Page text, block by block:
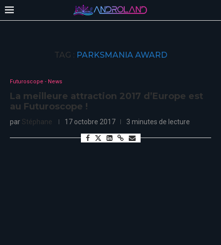
TAG : PARKSMANIA AWARD
Futuroscope - News
La meilleure attraction 2017 d’Europe est
au Futuroscope !
par Stéphane 17 octobre 2017 3 minutes de lecture